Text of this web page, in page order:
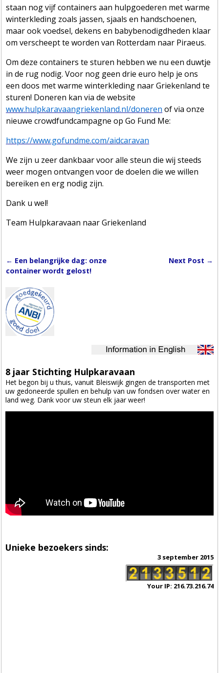
staan nog vijf containers aan hulpgoederen met warme
winterkleding zoals jassen, sjaals en handschoenen,
maar ook voedsel, dekens en babybenodigdheden klaar
om verscheept te worden van Rotterdam naar Piraeus.
Om deze containers te sturen hebben we nu een duwtje
in de rug nodig. Voor nog geen drie euro help je ons
een doos met warme winterkleding naar Griekenland te
sturen! Doneren kan via de website
www.hulpkaravaangriekenland.nl/doneren of via onze
nieuwe crowdfundcampagne op Go Fund Me:
https://www.gofundme.com/aidcaravan
We zijn u zeer dankbaar voor alle steun die wij steeds
weer mogen ontvangen voor de doelen die we willen
bereiken en erg nodig zijn.
Dank u wel!
Team Hulpkaravaan naar Griekenland
Post navigation
← Een belangrijke dag: onze
container wordt gelost!
Next Post →
8 jaar Stichting Hulpkaravaan
Het begon bij u thuis, vanuit Bleiswijk gingen de transporten met
uw gedoneerde spullen en behulp van uw fondsen over water en
land weg. Dank voor uw steun elk jaar weer!
Unieke bezoekers sinds:
3 september 2015
Your IP: 216.73.216.74